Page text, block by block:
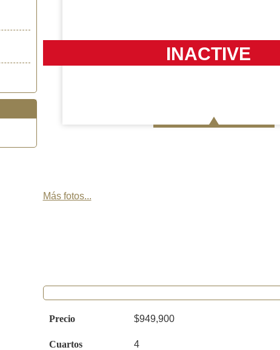
INACTIVE
Más fotos...
Precio $949,900
Cuartos 4